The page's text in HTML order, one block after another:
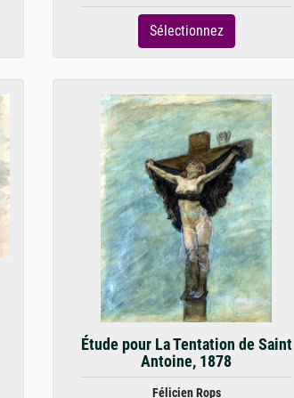
Sélectionnez
Étude pour La Tentation de Saint
Antoine, 1878
Félicien Rops